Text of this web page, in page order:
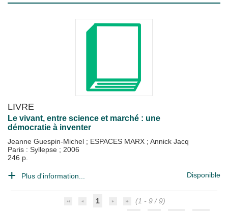
LIVRE
Le vivant, entre science et marché : une
démocratie à inventer
Jeanne Guespin-Michel ; ESPACES MARX ; Annick Jacq
Paris : Syllepse ; 2006
246 p.
Plus d'information... Disponible
1
(1 - 9 / 9)